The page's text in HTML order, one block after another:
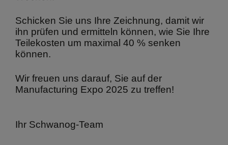
Schicken Sie uns Ihre Zeichnung, damit wir
ihn prüfen und ermitteln können, wie Sie Ihre
Teilekosten um maximal 40 % senken
können.
Wir freuen uns darauf, Sie auf der
Manufacturing Expo 2025 zu treffen!
Ihr Schwanog-Team